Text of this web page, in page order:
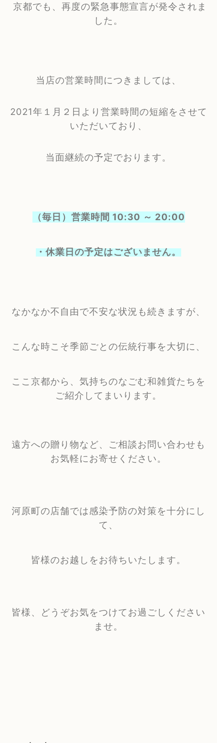
京都でも、再度の緊急事態宣言が発令されま
した。
当店の営業時間につきましては、
2021年１月２日より 営業時間の短縮をさせて
いただいており、
当面継続の予定でおります。
（毎日）営業時間 10:30 ～ 20:00
・休業日の予定はございません。
なかなか不自由で不安な状況も続きますが、
こんな時こそ季節ごとの伝統行事を大切に、
ここ京都から、気持ちのなごむ和雑貨たちを
ご紹介してまいります。
遠方への贈り物など、ご相談お問い合わせも
お気軽にお寄せください。
河原町の店舗では感染予防の対策を十分にし
て、
皆様のお越しをお待ちいたします。
皆様、どうぞお気をつけてお過ごしください
ませ。